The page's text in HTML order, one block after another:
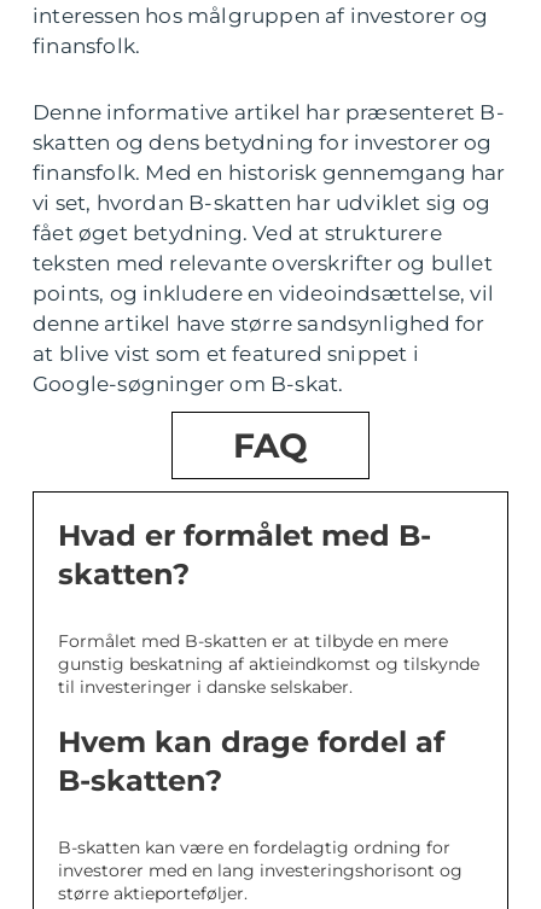
interessen hos målgruppen af investorer og
finansfolk.
Denne informative artikel har præsenteret B-
skatten og dens betydning for investorer og
finansfolk. Med en historisk gennemgang har
vi set, hvordan B-skatten har udviklet sig og
fået øget betydning. Ved at strukturere
teksten med relevante overskrifter og bullet
points, og inkludere en videoindsættelse, vil
denne artikel have større sandsynlighed for
at blive vist som et featured snippet i
Google-søgninger om B-skat.
FAQ
Hvad er formålet med B-
skatten?
Formålet med B-skatten er at tilbyde en mere
gunstig beskatning af aktieindkomst og tilskynde
til investeringer i danske selskaber.
Hvem kan drage fordel af
B-skatten?
B-skatten kan være en fordelagtig ordning for
investorer med en lang investeringshorisont og
større aktieporteføljer.